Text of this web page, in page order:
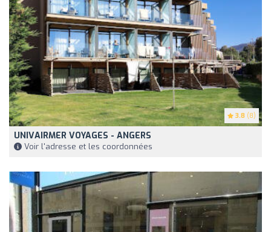
3.8 (8)
UNIVAIRMER VOYAGES - ANGERS
Voir l'adresse et les coordonnées